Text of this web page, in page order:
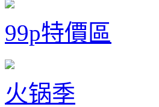
99p特價區
火锅季